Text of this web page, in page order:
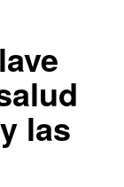
las